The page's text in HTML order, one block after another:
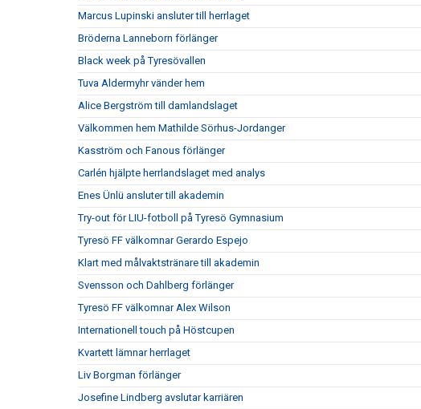
Marcus Lupinski ansluter till herrlaget
Bröderna Lanneborn förlänger
Black week på Tyresövallen
Tuva Aldermyhr vänder hem
Alice Bergström till damlandslaget
Välkommen hem Mathilde Sörhus-Jordanger
Kasström och Fanous förlänger
Carlén hjälpte herrlandslaget med analys
Enes Ünlü ansluter till akademin
Try-out för LIU-fotboll på Tyresö Gymnasium
Tyresö FF välkomnar Gerardo Espejo
Klart med målvaktstränare till akademin
Svensson och Dahlberg förlänger
Tyresö FF välkomnar Alex Wilson
Internationell touch på Höstcupen
Kvartett lämnar herrlaget
Liv Borgman förlänger
Josefine Lindberg avslutar karriären